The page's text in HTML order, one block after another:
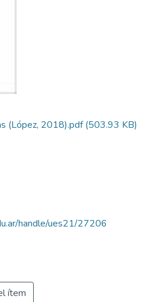
(López, 2018).pdf(503.93 KB)
handle/ues21/27206
ítem